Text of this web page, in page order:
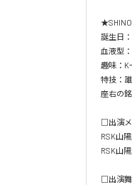
★SHINO
誕生日
血液型
趣味：K
特技：
座右の
□出演
RSK山
RSK山
□出演